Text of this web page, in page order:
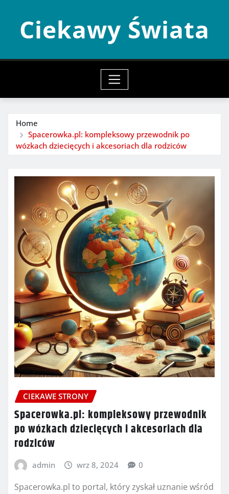
contentCiekawy Świata
Home
Spacerowka.pl: kompleksowy przewodnik po
wózkach dziecięcych i akcesoriach dla rodziców
CIEKAWE STRONY
Spacerowka.pl: kompleksowy przewodnik
po wózkach dziecięcych i akcesoriach dla
rodziców
admin wrz 8, 2024 0
Spacerowka.pl to portal, który zyskał uznanie wśród